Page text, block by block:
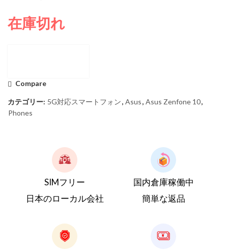
在庫切れ
Compare
カテゴリー: 5G対応スマートフォン, Asus, Asus Zenfone 10,
Phones
SIMフリー
日本のローカル会社
国内倉庫稼働中
簡単な返品